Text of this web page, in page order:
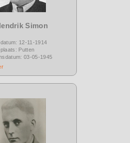
Simon
12-11-1914
Putten
03-05-1945